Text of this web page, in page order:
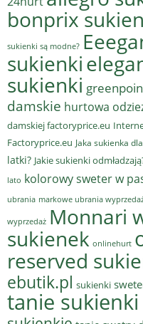
bonprix
sukienki są modne?
sukienki
sukienki
damskie hurtowa
damskiej factoryprice.eu
Factoryprice.eu Jaka sukienka
latki? Jakie sukienki
lato kolorowy sweter w
ubrania markowe ubrania
wyprzedaż Monnari
sukienek onlinehurt
reserved
ebutik.pl sukienki
tanie sukienki